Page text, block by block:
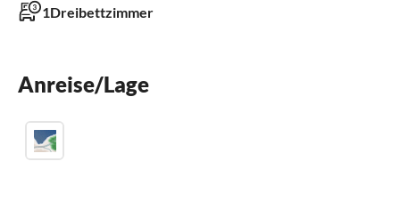
Garten
Badezimmer
Badezimmer 1
mit Dusche
1Dreibettzimmer
Anreise/Lage